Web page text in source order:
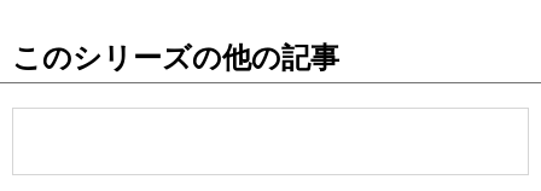
このシリーズの他の記事